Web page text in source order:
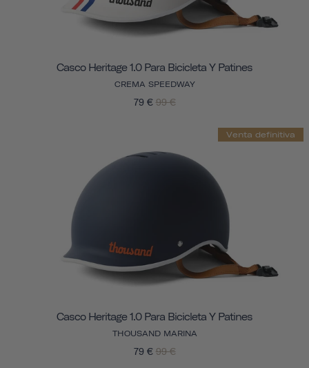
Casco Heritage 1.0 Para Bicicleta Y Patines
CREMA SPEEDWAY
79 € 99 €
Venta definitiva
Casco Heritage 1.0 Para Bicicleta Y Patines
THOUSAND MARINA
79 € 99 €